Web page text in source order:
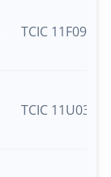
TCIC 11F0972
TCIC 11U0350